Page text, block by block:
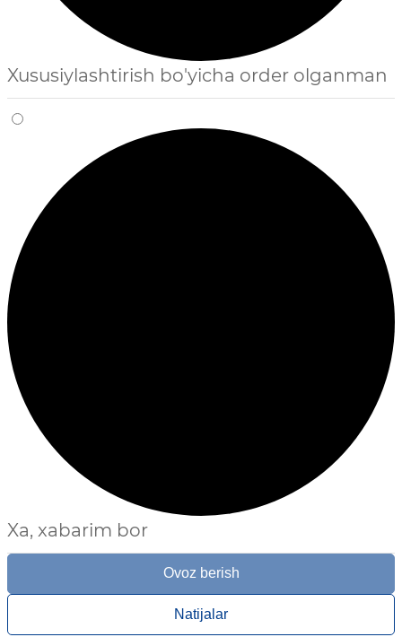
Xususiylashtirish bo'yicha order olganman
Xa, xabarim bor
Ovoz berish
Natijalar